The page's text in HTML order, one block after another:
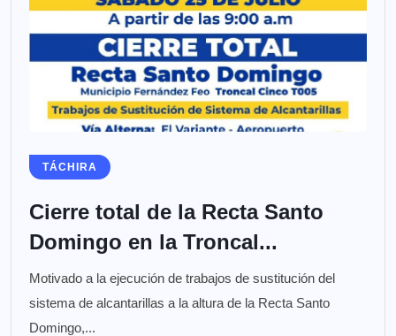
TÁCHIRA
Cierre total de la Recta Santo
Domingo en la Troncal...
Motivado a la ejecución de trabajos de sustitución del
sistema de alcantarillas a la altura de la Recta Santo
Domingo,...